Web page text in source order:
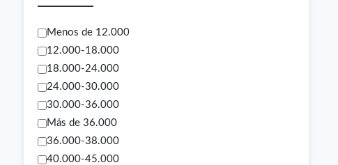
Menos de 12.000
12.000-18.000
18.000-24.000
24.000-30.000
30.000-36.000
Más de 36.000
36.000-38.000
40.000-45.000